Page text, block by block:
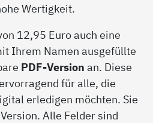
Wertigkeit.
12,95 Euro auch eine
Ihrem Namen ausgefüllte
PDF-Version an. Diese
für alle, die
erledigen möchten. Sie
Alle Felder sind